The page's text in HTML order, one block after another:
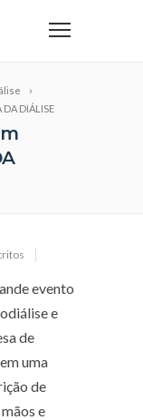
DIÁLISE
evento
e
de
uma
de
e